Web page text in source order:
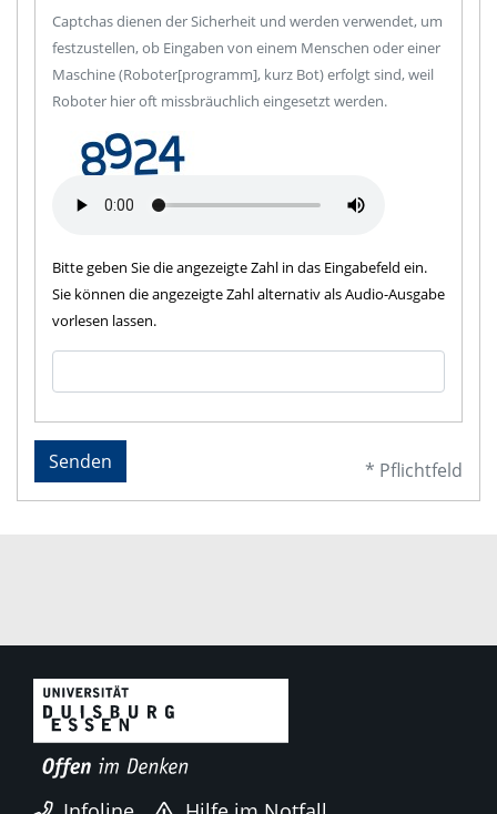
Captchas dienen der Sicherheit und werden verwendet, um
festzustellen, ob Eingaben von einem Menschen oder einer
Maschine (Roboter[programm], kurz Bot) erfolgt sind, weil
Roboter hier oft missbräuchlich eingesetzt werden.
Bitte geben Sie die angezeigte Zahl in das Eingabefeld ein.
Sie können die angezeigte Zahl alternativ als Audio-Ausgabe
vorlesen lassen.
Senden * Pflichtfeld